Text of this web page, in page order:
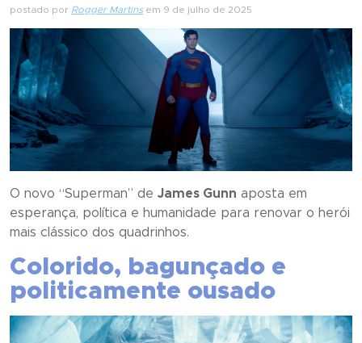
postado por Rogger Martinsem 9 de julho de 2025
O novo “Superman” de James Gunn aposta em
esperança, política e humanidade para renovar o herói
mais clássico dos quadrinhos.
Colorido, bagunçado e
politicamente ousado